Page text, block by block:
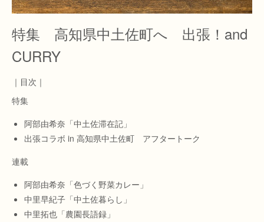
特集 高知県中土佐町へ 出張！and
CURRY
｜目次｜
特集
阿部由希奈「中土佐滞在記」
出張コラボ in 高知県中土佐町 アフタートーク
連載
阿部由希奈「色づく野菜カレー」
中里早紀子「中土佐暮らし」
中里拓也「農園長語録」